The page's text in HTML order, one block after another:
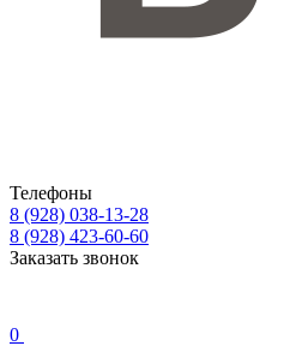
Телефоны
8 (928) 038-13-28
8 (928) 423-60-60
Заказать звонок
0